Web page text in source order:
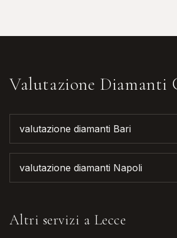
Valutazione Diamanti
valutazione diamanti Bari
valutazione diamanti Napoli
Altri servizi a Lecce